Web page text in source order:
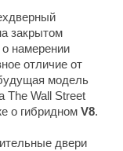
закрытом
намерении
отличие от
модель
The Wall Street
о гибридном V8.
двери